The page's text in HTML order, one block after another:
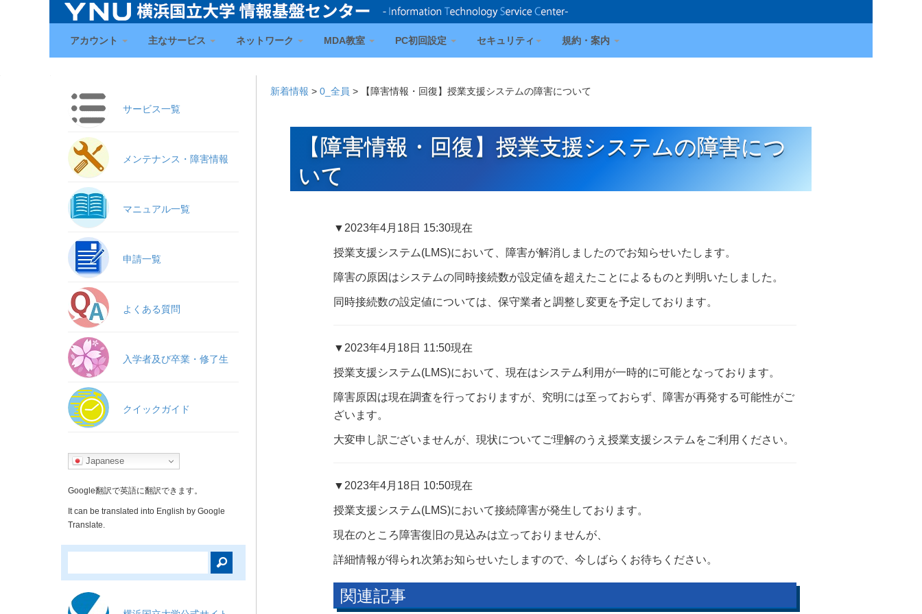
アカウント 主なサービス ネットワーク MDA教室 PC初回設定 セキュリティ 規約・案内
サービス一覧
メンテナンス・障害情報
マニュアル一覧
申請一覧
よくある質問
入学者及び卒業・修了生
クイックガイド
Japanese
Google翻訳で英語に翻訳できます。
It can be translated into English by Google
Translate.
新着情報 >0_全員 > 【障害情報・回復】授業支援システムの障害について
【障害情報・回復】授業支援システムの障害につ
いて
▼2023年4月18日 15:30現在
授業支援システム(LMS)において、障害が解消しましたのでお知らせいたします。
障害の原因はシステムの同時接続数が設定値を超えたことによるものと判明いたしました。
同時接続数の設定値については、保守業者と調整し変更を予定しております。
▼2023年4月18日 11:50現在
授業支援システム(LMS)において、現在はシステム利用が一時的に可能となっております。
障害原因は現在調査を行っておりますが、究明には至っておらず、障害が再発する可能性がご
ざいます。
大変申し訳ございませんが、現状についてご理解のうえ授業支援システムをご利用ください。
▼2023年4月18日 10:50現在
授業支援システム(LMS)において接続障害が発生しております。
現在のところ障害復旧の見込みは立っておりませんが、
詳細情報が得られ次第お知らせいたしますので、今しばらくお待ちください。
関連記事